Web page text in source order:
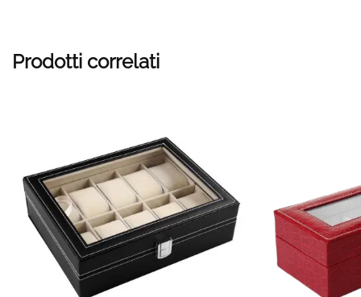
Prodotti correlati